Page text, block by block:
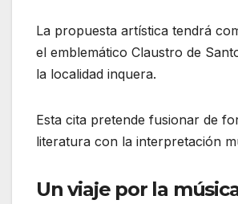
La propuesta artística tendrá
el emblemático Claustro de
la localidad inquera.
Esta cita pretende fusionar de
literatura con la interpretación
Un viaje por la